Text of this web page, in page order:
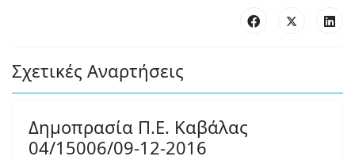
Σχετικές Αναρτήσεις
Δημοπρασία Π.Ε. Καβάλας
04/15006/09-12-2016